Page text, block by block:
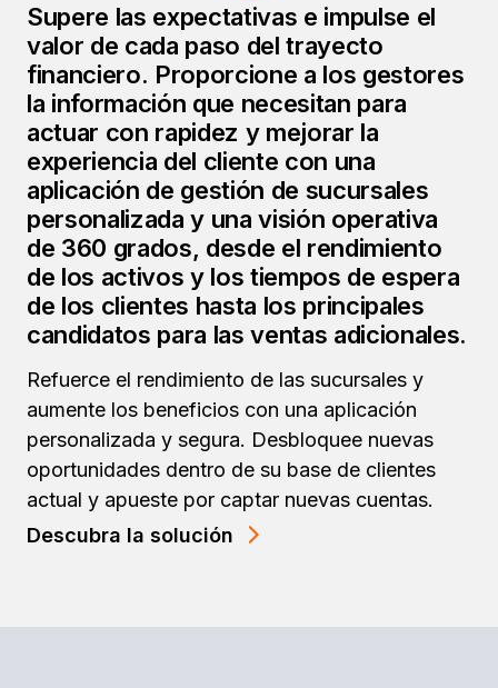
Supere las expectativas e impulse el
valor de cada paso del trayecto
financiero. Proporcione a los gestores
la información que necesitan para
actuar con rapidez y mejorar la
experiencia del cliente con una
aplicación de gestión de sucursales
personalizada y una visión operativa
de 360 grados, desde el rendimiento
de los activos y los tiempos de espera
de los clientes hasta los principales
candidatos para las ventas adicionales.
Refuerce el rendimiento de las sucursales y
aumente los beneficios con una aplicación
personalizada y segura. Desbloquee nuevas
oportunidades dentro de su base de clientes
actual y apueste por captar nuevas cuentas.
Descubra la solución